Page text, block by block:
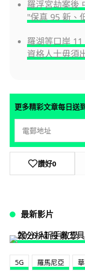
羅浮宮劫案後
"保真 95 新、
羅湖等口岸
資格人士毋須
更多精彩文章每日送
讚好0
最新影片
5G 羅馬尼亞